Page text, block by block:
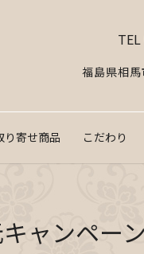
TEL
福島県相
り寄せ商品 こだわり
ャンペー